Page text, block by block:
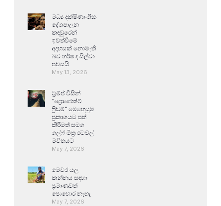
මධ්‍ය දක්ෂිණාංශික
දේශපාලන
කඳවුරෙන්
ඉවත්වීමේ
අදහසක් නොමැති
බව හර්ෂ ද සිල්වා
පවසයි
May 13, 2026
ට්‍රම්ප් විසින්
“ප්‍රොජෙක්ට්
ෆ්‍රීඩම්” මෙහෙයුම
ප්‍රකාශයට පත්
කිරීමත් සමග
ගල්ෆ් මිත්‍ර රටවල්
මවිතයට
May 7, 2026
මෙවර යල
කන්නය සඳහා
ප්‍රමාණවත්
පොහොර නැහැ
May 7, 2026